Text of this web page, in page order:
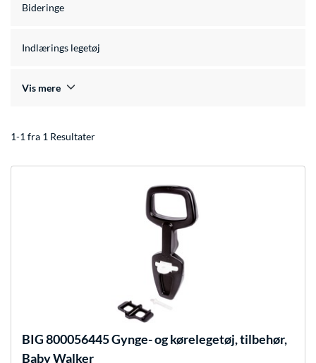
Bideringe
Indlærings legetøj
Vis mere
1-1 fra 1 Resultater
BIG800056445 Gynge- og kørelegetøj, tilbehør,
Baby Walker